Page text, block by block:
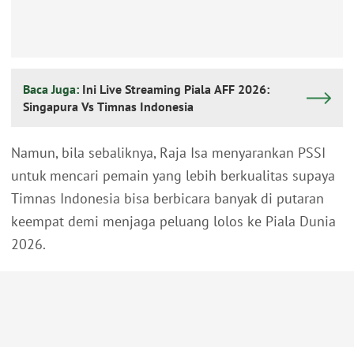
Baca Juga: Ini Live Streaming Piala AFF 2026:
Singapura Vs Timnas Indonesia
Namun, bila sebaliknya, Raja Isa menyarankan PSSI
untuk mencari pemain yang lebih berkualitas supaya
Timnas Indonesia bisa berbicara banyak di putaran
keempat demi menjaga peluang lolos ke Piala Dunia
2026.